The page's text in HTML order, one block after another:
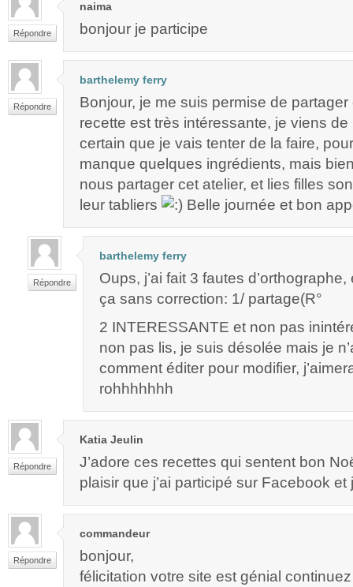
Répondre
naima
bonjour je participe
Répondre
barthelemy ferry
Bonjour, je me suis permise de
recette est très intéressante, je viens de
certain que je vais tenter de la faire,
manque quelques ingrédients, mais
nous partager cet atelier, et lies filles
leur tabliers
Belle journée et bon
Répondre
barthelemy ferry
Oups, j’ai fait 3 fautes
ça sans correction: 1/ partage(R°
2 INTERESSANTE et non pas
non pas lis, je suis désolée mais je
comment éditer pour modifier,
rohhhhhhh
Répondre
Katia Jeulin
J’adore ces recettes qui sentent bon
plaisir que j’ai participé sur Facebook
Répondre
commandeur
bonjour,
félicitation votre site est génial